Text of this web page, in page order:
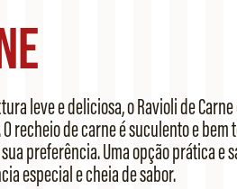
leve e deliciosa, o Ravioli de Carne
recheio de carne é suculento e
preferência. Uma opção prática e
especial e cheia de sabor.